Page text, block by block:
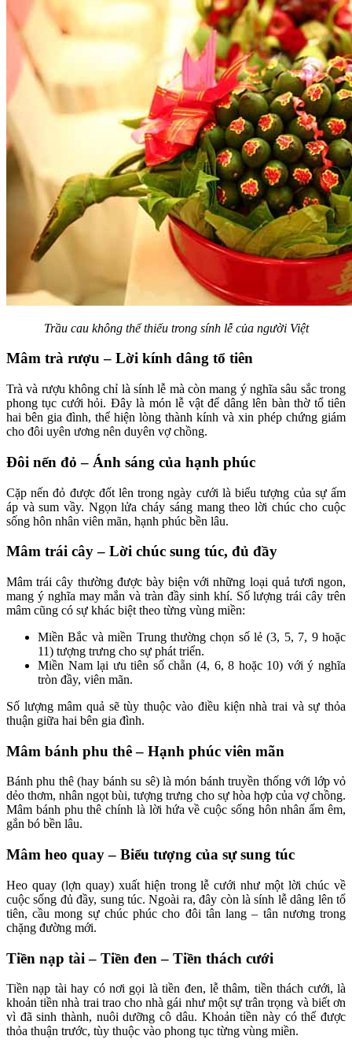
Trầu cau không thể thiếu trong sính lễ của người Việt
Mâm trà rượu – Lời kính dâng tổ tiên
Trà và rượu không chỉ là sính lễ mà còn mang ý nghĩa sâu sắc trong
phong tục cưới hỏi. Đây là món lễ vật để dâng lên bàn thờ tổ tiên
hai bên gia đình, thể hiện lòng thành kính và xin phép chứng giám
cho đôi uyên ương nên duyên vợ chồng.
Đôi nến đỏ – Ánh sáng của hạnh phúc
Cặp nến đỏ được đốt lên trong ngày cưới là biểu tượng của sự ấm
áp và sum vầy. Ngọn lửa cháy sáng mang theo lời chúc cho cuộc
sống hôn nhân viên mãn, hạnh phúc bền lâu.
Mâm trái cây – Lời chúc sung túc, đủ đầy
Mâm trái cây thường được bày biện với những loại quả tươi ngon,
mang ý nghĩa may mắn và tràn đầy sinh khí. Số lượng trái cây trên
mâm cũng có sự khác biệt theo từng vùng miền:
Miền Bắc và miền Trung thường chọn số lẻ (3, 5, 7, 9 hoặc
11) tượng trưng cho sự phát triển.
Miền Nam lại ưu tiên số chẵn (4, 6, 8 hoặc 10) với ý nghĩa
tròn đầy, viên mãn.
Số lượng mâm quả sẽ tùy thuộc vào điều kiện nhà trai và sự thỏa
thuận giữa hai bên gia đình.
Mâm bánh phu thê – Hạnh phúc viên mãn
Bánh phu thê (hay bánh su sê) là món bánh truyền thống với lớp vỏ
dẻo thơm, nhân ngọt bùi, tượng trưng cho sự hòa hợp của vợ chồng.
Mâm bánh phu thê chính là lời hứa về cuộc sống hôn nhân ấm êm,
gắn bó bền lâu.
Mâm heo quay – Biểu tượng của sự sung túc
Heo quay (lợn quay) xuất hiện trong lễ cưới như một lời chúc về
cuộc sống đủ đầy, sung túc. Ngoài ra, đây còn là sính lễ dâng lên tổ
tiên, cầu mong sự chúc phúc cho đôi tân lang – tân nương trong
chặng đường mới.
Tiền nạp tài – Tiền đen – Tiền thách cưới
Tiền nạp tài hay có nơi gọi là tiền đen, lễ thâm, tiền thách cưới, là
khoản tiền nhà trai trao cho nhà gái như một sự trân trọng và biết ơn
vì đã sinh thành, nuôi dưỡng cô dâu. Khoản tiền này có thể được
thỏa thuận trước, tùy thuộc vào phong tục từng vùng miền.